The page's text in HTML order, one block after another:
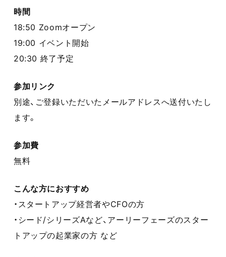
時間
18:50 Zoomオープン
19:00 イベント開始
20:30 終了予定
参加リンク
別途、ご登録いただいたメールアドレスへ送付いたし
ます。
参加費
無料
こんな方におすすめ
・スタートアップ経営者やCFOの方
・シード/シリーズAなど、アーリーフェーズのスター
トアップの起業家の方 など